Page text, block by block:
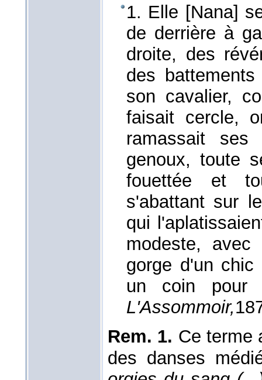
1. Elle [Nana]
de derrière à
droite, des
des
son cavalier,
faisait cercle,
ramassait ses
genoux, toute
fouettée et
s'abattant sur
qui
modeste,
gorge d'un chic
un coin pour
L'Assommoir,
Rem. 1. Ce terme
des danses